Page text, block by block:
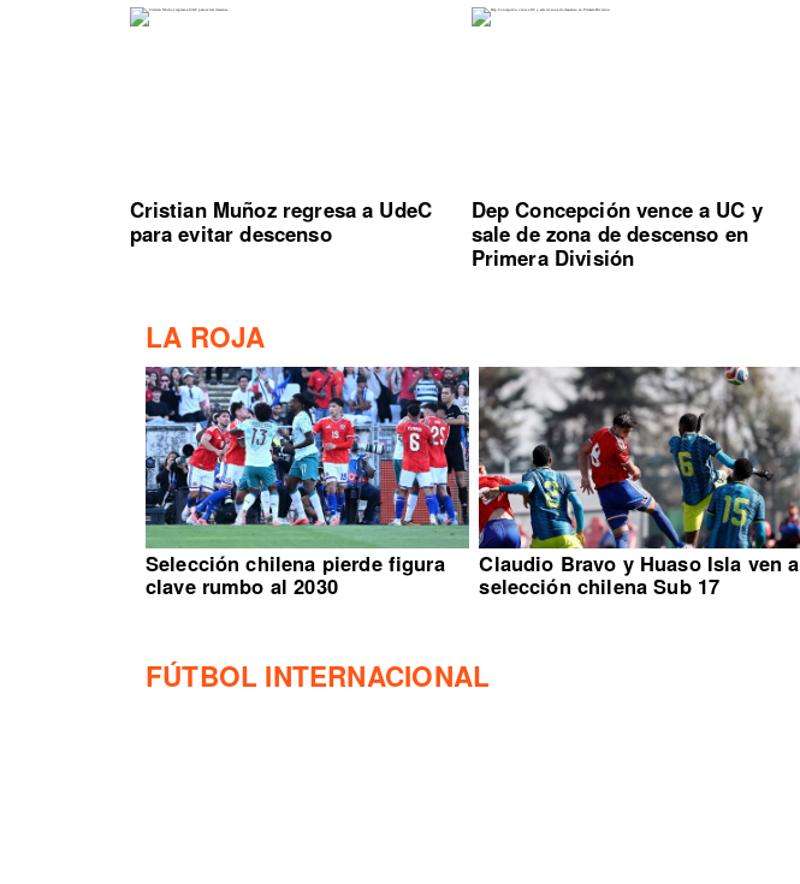
Cristian Muñoz regresa a UdeC
para evitar descenso
Dep Concepción vence a UC y
sale de zona de descenso en
Primera División
LA ROJA
Selección chilena pierde figura
clave rumbo al 2030
Claudio Bravo y Huaso Isla ven a
selección chilena Sub 17
FÚTBOL INTERNACIONAL